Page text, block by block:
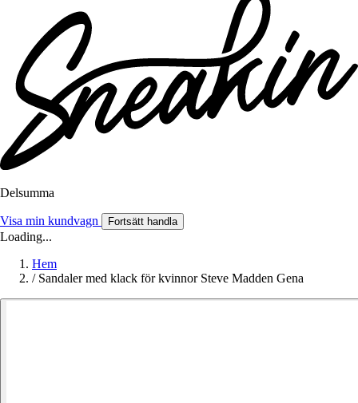
Delsumma
Visa min kundvagn Fortsätt handla
Loading...
Hem
/ Sandaler med klack för kvinnor Steve Madden Gena